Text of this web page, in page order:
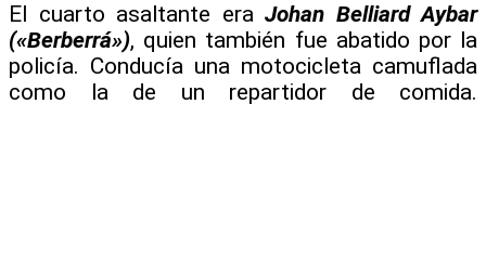
El cuarto asaltante era Johan Belliard Aybar
(«Berberrá»), quien también fue abatido por la
policía. Conducía una motocicleta camuflada
como la de un repartidor de comida.